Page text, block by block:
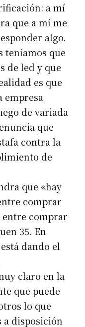
a mí
que a mí me
algo.
teníamos que
de led y que
es que
empresa
de variada
que
contra la
de
que «hay
comprar
entre comprar
35. En
dando el
claro en la
que puede
lo que
a disposición